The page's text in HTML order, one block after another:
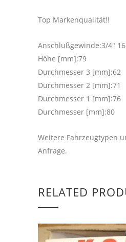
Top Markenqualität!!
Anschlußgewinde:3/4″
Höhe [mm]:79
Durchmesser 3 [mm]:62
Durchmesser 2 [mm]:71
Durchmesser 1 [mm]:76
Durchmesser [mm]:80
Weitere Fahrzeugtypen
Anfrage.
RELATED